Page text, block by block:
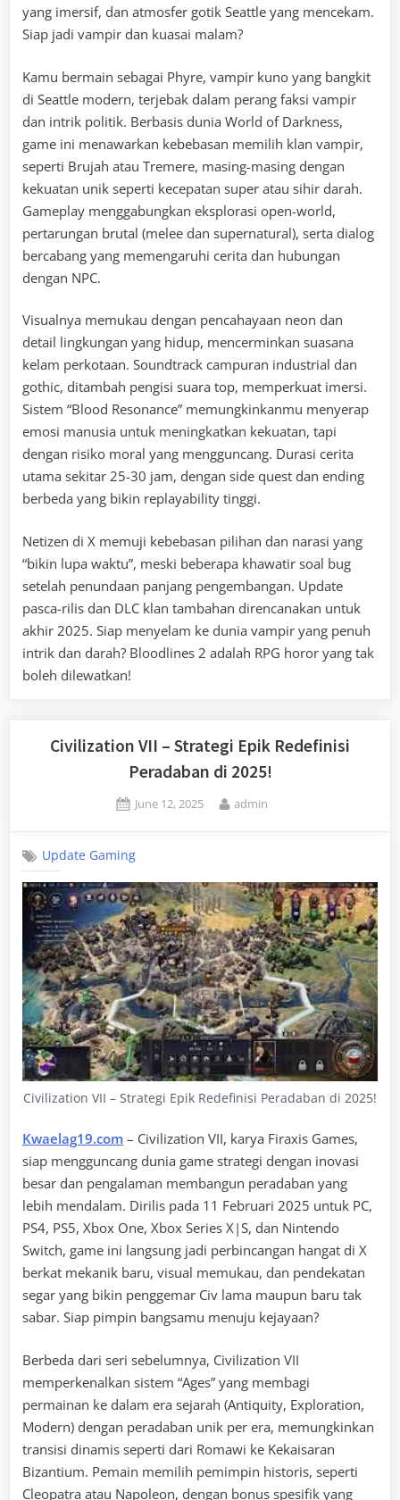
yang imersif, dan atmosfer gotik Seattle yang mencekam.
Siap jadi vampir dan kuasai malam?
Kamu bermain sebagai Phyre, vampir kuno yang bangkit
di Seattle modern, terjebak dalam perang faksi vampir
dan intrik politik. Berbasis dunia World of Darkness,
game ini menawarkan kebebasan memilih klan vampir,
seperti Brujah atau Tremere, masing-masing dengan
kekuatan unik seperti kecepatan super atau sihir darah.
Gameplay menggabungkan eksplorasi open-world,
pertarungan brutal (melee dan supernatural), serta dialog
bercabang yang memengaruhi cerita dan hubungan
dengan NPC.
Visualnya memukau dengan pencahayaan neon dan
detail lingkungan yang hidup, mencerminkan suasana
kelam perkotaan. Soundtrack campuran industrial dan
gothic, ditambah pengisi suara top, memperkuat imersi.
Sistem “Blood Resonance” memungkinkanmu menyerap
emosi manusia untuk meningkatkan kekuatan, tapi
dengan risiko moral yang mengguncang. Durasi cerita
utama sekitar 25-30 jam, dengan side quest dan ending
berbeda yang bikin replayability tinggi.
Netizen di X memuji kebebasan pilihan dan narasi yang
“bikin lupa waktu”, meski beberapa khawatir soal bug
setelah penundaan panjang pengembangan. Update
pasca-rilis dan DLC klan tambahan direncanakan untuk
akhir 2025. Siap menyelam ke dunia vampir yang penuh
intrik dan darah? Bloodlines 2 adalah RPG horor yang tak
boleh dilewatkan!
Civilization VII – Strategi Epik Redefinisi
Peradaban di 2025!
Posted
June 12, 2025 By
admin
Update Gaming
Civilization VII – Strategi Epik Redefinisi Peradaban di 2025!
Kwaelag19.com – Civilization VII, karya Firaxis Games,
siap mengguncang dunia game strategi dengan inovasi
besar dan pengalaman membangun peradaban yang
lebih mendalam. Dirilis pada 11 Februari 2025 untuk PC,
PS4, PS5, Xbox One, Xbox Series X|S, dan Nintendo
Switch, game ini langsung jadi perbincangan hangat di X
berkat mekanik baru, visual memukau, dan pendekatan
segar yang bikin penggemar Civ lama maupun baru tak
sabar. Siap pimpin bangsamu menuju kejayaan?
Berbeda dari seri sebelumnya, Civilization VII
memperkenalkan sistem “Ages” yang membagi
permainan ke dalam era sejarah (Antiquity, Exploration,
Modern) dengan peradaban unik per era, memungkinkan
transisi dinamis seperti dari Romawi ke Kekaisaran
Bizantium. Pemain memilih pemimpin historis, seperti
Cleopatra atau Napoleon, dengan bonus spesifik yang